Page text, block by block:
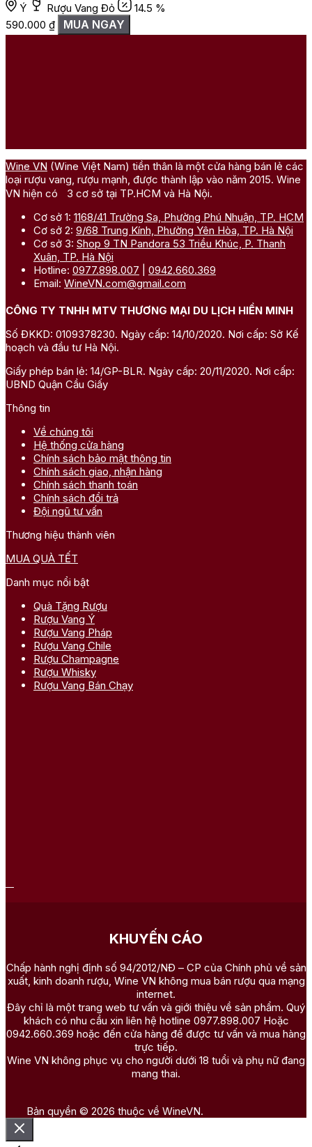
Ý Rượu Vang Đỏ
14.5 %
590.000 ₫ MUA NGAY
Wine VN (Wine Việt Nam) tiền thân là một cửa hàng bán lẻ các
loại rượu vang, rượu mạnh, được thành lập vào năm 2015. Wine
VN hiện có 3 cơ sở tại TP.HCM và Hà Nội.
Cơ sở 1: 1168/41 Trường Sa, Phường Phú Nhuận, TP. HCM
Cơ sở 2: 9/68 Trung Kính, Phường Yên Hòa, TP. Hà Nội
Cơ sở 3: Shop 9 TN Pandora 53 Triều Khúc, P. Thanh
Xuân, TP. Hà Nội
Hotline: 0977.898.007
0942.660.369
Email: WineVN.com@gmail.com
CÔNG TY TNHH MTV THƯƠNG MẠI DU LỊCH HIỀN MINH
Số ĐKKD: 0109378230. Ngày cấp: 14/10/2020. Nơi cấp: Sở Kế
hoạch và đầu tư Hà Nội.
Giấy phép bán lẻ: 14/GP-BLR. Ngày cấp: 20/11/2020. Nơi cấp:
UBND Quận Cầu Giấy
Thông tin
Về chúng tôi
Hệ thống cửa hàng
Chính sách bảo mật thông tin
Chính sách giao, nhận hàng
Chính sách thanh toán
Chính sách đổi trả
Đội ngũ tư vấn
Thương hiệu thành viên
MUA QUÀ TẾT
Danh mục nổi bật
Quà Tặng Rượu
Rượu Vang Ý
Rượu Vang Pháp
Rượu Vang Chile
Rượu Champagne
Rượu Whisky
Rượu Vang Bán Chạy
KHUYẾN CÁO
Chấp hành nghị định số 94/2012/NĐ – CP của Chính phủ về sản
xuất, kinh doanh rượu, Wine VN không mua bán rượu qua mạng
internet.
Đây chỉ là một trang web tư vấn và giới thiệu về sản phẩm. Quý
khách có nhu cầu xin liên hệ hotline 0977.898.007 Hoặc
0942.660.369 hoặc đến cửa hàng để được tư vấn và mua hàng
trực tiếp.
Wine VN không phục vụ cho người dưới 18 tuổi và phụ nữ đang
mang thai.
Bản quyền © 2026 thuộc về WineVN.